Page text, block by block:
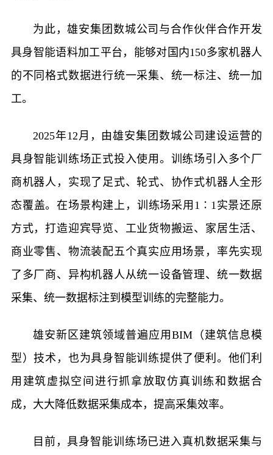
为此，雄安集团数城公司与合作伙伴合作开发
具身智能语料加工平台，能够对国内150多家机器人
的不同格式数据进行统一采集、统一标注、统一加
工。
2025年12月，由雄安集团数城公司建设运营的
具身智能训练场正式投入使用。训练场引入多个厂
商机器人，实现了足式、轮式、协作式机器人全形
态覆盖。在场景构建上，训练场采用1∶1实景还原
方式，打造迎宾导览、工业货物搬运、家居生活、
商业零售、物流装配五个真实应用场景，率先实现
了多厂商、异构机器人从统一设备管理、统一数据
采集、统一数据标注到模型训练的完整能力。
雄安新区建筑领域普遍应用BIM（建筑信息模
型）技术，也为具身智能训练提供了便利。他们利
用建筑虚拟空间进行抓拿放取仿真训练和数据合
成，大大降低数据采集成本，提高采集效率。
目前，具身智能训练场已进入真机数据采集与